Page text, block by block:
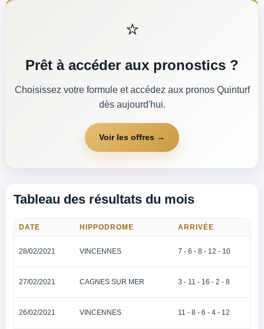
⭐
Prêt à accéder aux pronostics ?
Choisissez votre formule et accédez aux pronos Quinturf
dès aujourd'hui.
Voir les offres →
Tableau des résultats du mois
DATE HIPPODROME ARRIVÉE
28/02/2021 VINCENNES 7 - 6 - 8 - 12 - 10
27/02/2021 CAGNES SUR MER 3 - 11 - 16 - 2 - 8
26/02/2021 VINCENNES 11 - 8 - 6 - 4 - 12